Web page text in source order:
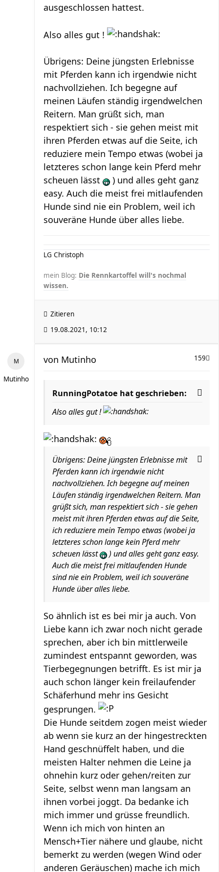
ausgeschlossen hattest.
Also alles gut !
Übrigens: Deine jüngsten Erlebnisse
mit Pferden kann ich irgendwie nicht
nachvollziehen. Ich begegne auf
meinen Läufen ständig irgendwelchen
Reitern. Man grüßt sich, man
respektiert sich - sie gehen meist mit
ihren Pferden etwas auf die Seite, ich
reduziere mein Tempo etwas (wobei ja
letzteres schon lange kein Pferd mehr
scheuen lässt
) und alles geht ganz
easy. Auch die meist frei mitlaufenden
Hunde sind nie ein Problem, weil ich
souveräne Hunde über alles liebe.
LG Christoph
mein Blog: Die Rennkartoffel will's nochmal
wissen.
Zitieren
19.08.2021, 10:12
Mutinho
159
von Mutinho
RunningPotatoe hat geschrieben:
Also alles gut !
Übrigens: Deine jüngsten Erlebnisse mit
Pferden kann ich irgendwie nicht
nachvollziehen. Ich begegne auf meinen
Läufen ständig irgendwelchen Reitern. Man
grüßt sich, man respektiert sich - sie gehen
meist mit ihren Pferden etwas auf die Seite,
ich reduziere mein Tempo etwas (wobei ja
letzteres schon lange kein Pferd mehr
scheuen lässt
) und alles geht ganz easy.
Auch die meist frei mitlaufenden Hunde
sind nie ein Problem, weil ich souveräne
Hunde über alles liebe.
So ähnlich ist es bei mir ja auch. Von
Liebe kann ich zwar noch nicht gerade
sprechen, aber ich bin mittlerweile
zumindest entspannt geworden, was
Tierbegegnungen betrifft. Es ist mir ja
auch schon länger kein freilaufender
Schäferhund mehr ins Gesicht
gesprungen.
Die Hunde seitdem zogen meist wieder
ab wenn sie kurz an der hingestreckten
Hand geschnüffelt haben, und die
meisten Halter nehmen die Leine ja
ohnehin kurz oder gehen/reiten zur
Seite, selbst wenn man langsam an
ihnen vorbei joggt. Da bedanke ich
mich immer und grüsse freundlich.
Wenn ich mich von hinten an
Mensch+Tier nähere und glaube, nicht
bemerkt zu werden (wegen Wind oder
anderen Geräuschen) mache ich mich